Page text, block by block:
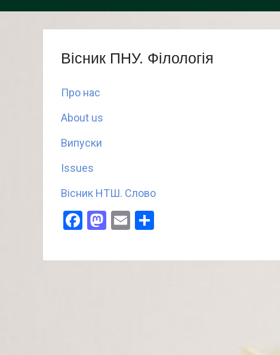
Вісник ПНУ. Філологія
Про нас
About us
Випуски
Issues
Вісник НТШ. Слово
Facebook
Mastodon
Email